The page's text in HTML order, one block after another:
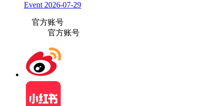
Event 2026-07-29
官方账号
官方账号